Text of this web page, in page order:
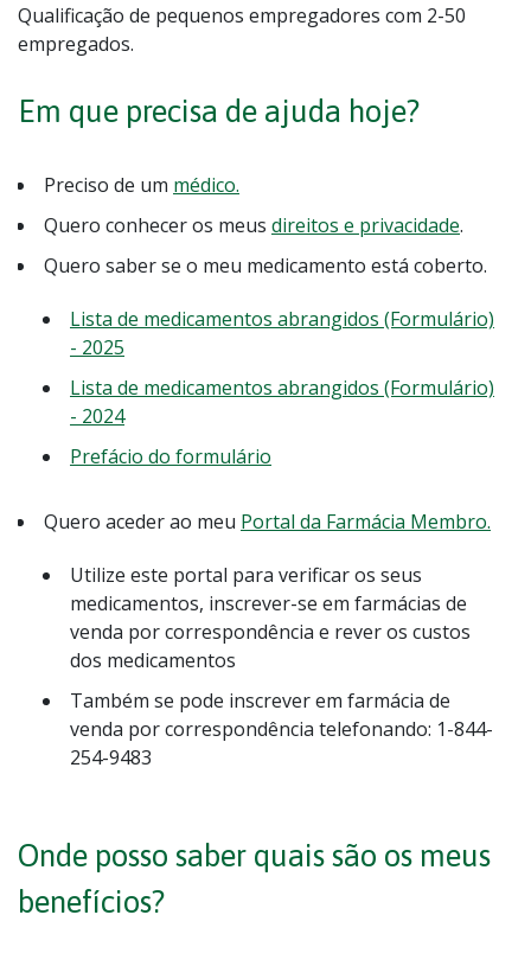
Qualificação de pequenos empregadores com 2-50
empregados.
Em que precisa de ajuda hoje?
Preciso de um médico.
Quero conhecer os meus direitos e privacidade.
Quero saber se o meu medicamento está coberto.
Lista de medicamentos abrangidos (Formulário)
- 2025
Lista de medicamentos abrangidos (Formulário)
- 2024
Prefácio do formulário
Quero aceder ao meu Portal da Farmácia Membro.
Utilize este portal para verificar os seus
medicamentos, inscrever-se em farmácias de
venda por correspondência e rever os custos
dos medicamentos
Também se pode inscrever em farmácia de
venda por correspondência telefonando: 1-844-
254-9483
Onde posso saber quais são os meus
benefícios?